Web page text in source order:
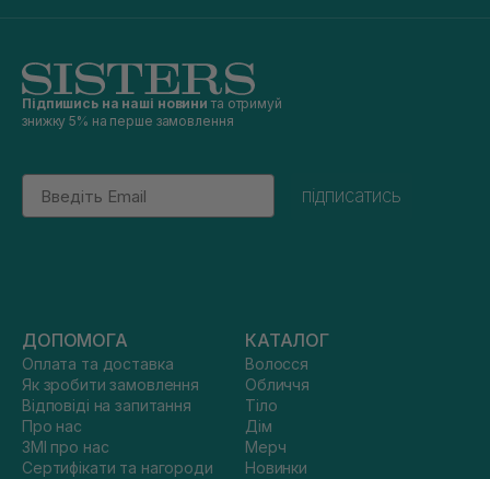
Підпишись на наші новини та отримуй
знижку 5% на перше замовлення
Email
підписатись
ДОПОМОГА
Оплата та доставка
Як зробити замовлення
Відповіді на запитання
Про нас
ЗМІ про нас
Сертифікати та нагороди
КАТАЛОГ
Волосся
Обличчя
Тіло
Дім
Мерч
Новинки